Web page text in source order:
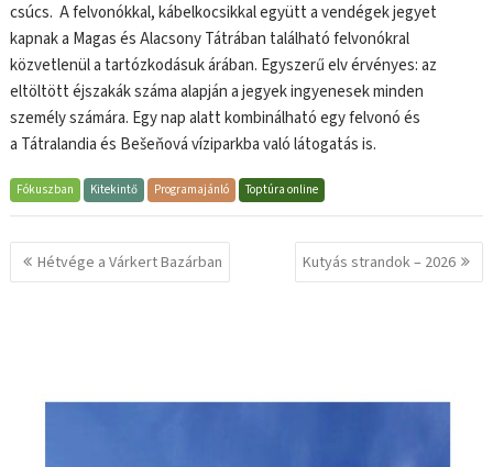
csúcs. A felvonókkal, kábelkocsikkal együtt a vendégek jegyet
kapnak a Magas és Alacsony Tátrában található felvonókral
közvetlenül a tartózkodásuk árában. Egyszerű elv érvényes: az
eltöltött éjszakák száma alapján a jegyek ingyenesek minden
személy számára. Egy nap alatt kombinálható egy felvonó és
a Tátralandia és Bešeňová víziparkba való látogatás is.
Fókuszban Kitekintő Programajánló Toptúra online
Bejegyzés
navigáció
Hétvége a Várkert Bazárban Kutyás strandok – 2026